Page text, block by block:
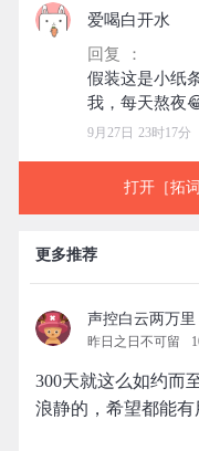
爱喝白开水
回复 ：
假装这是小纸
9月27日 23时17分
打开［拓
更多推荐
声控白云两万里
昨日之日不可留
300天就这么如约而
浪静的，希望都能有